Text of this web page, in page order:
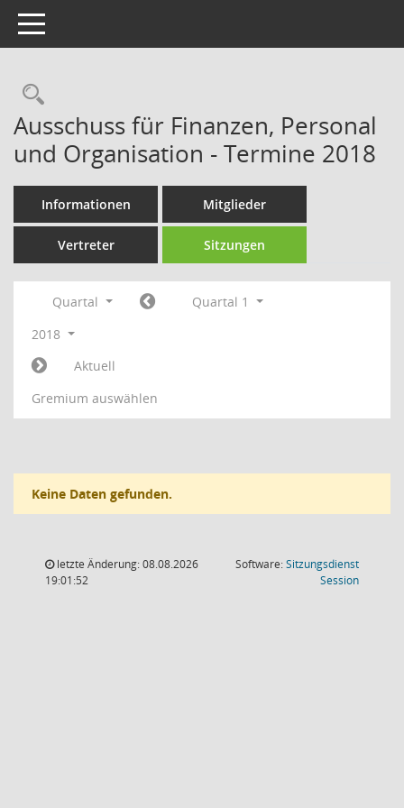
Toggle navigation
Rechercheauswahl
Ausschuss für Finanzen, Personal
und Organisation - Termine 2018
Informationen Mitglieder
Vertreter Sitzungen
Quartal
Quartal 1
2018
Aktuell
Gremium auswählen
Keine Daten gefunden.
letzte Änderung: 08.08.2026
19:01:52
Software:Sitzungsdienst
Session(Wird in